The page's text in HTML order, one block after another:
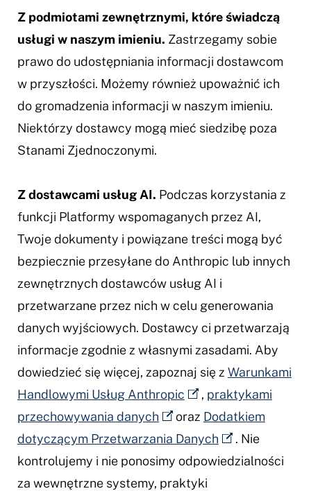
Z podmiotami zewnętrznymi, które świadczą
usługi w naszym imieniu. Zastrzegamy sobie
prawo do udostępniania informacji dostawcom
w przyszłości. Możemy również upoważnić ich
do gromadzenia informacji w naszym imieniu.
Niektórzy dostawcy mogą mieć siedzibę poza
Stanami Zjednoczonymi.
Z dostawcami usług AI. Podczas korzystania z
funkcji Platformy wspomaganych przez AI,
Twoje dokumenty i powiązane treści mogą być
bezpiecznie przesyłane do Anthropic lub innych
zewnętrznych dostawców usług AI i
przetwarzane przez nich w celu generowania
danych wyjściowych. Dostawcy ci przetwarzają
informacje zgodnie z własnymi zasadami. Aby
dowiedzieć się więcej, zapoznaj się z Warunkami
Handlowymi Usług Anthropic
, praktykami
przechowywania danych
oraz Dodatkiem
dotyczącym Przetwarzania Danych
. Nie
kontrolujemy i nie ponosimy odpowiedzialności
za wewnętrzne systemy, praktyki